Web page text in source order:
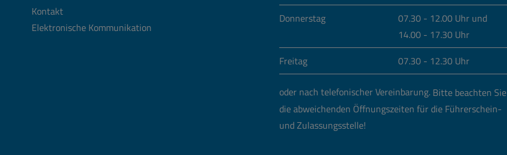
Kontakt
Elektronische Kommunikation
Donnerstag
07.30 - 12.00 Uhr und
14.00 - 17.30 Uhr
Freitag
07.30 - 12.30 Uhr
oder nach telefonischer Vereinbarung. Bitte beachten Sie
die abweichenden Öffnungszeiten für die Führerschein-
und Zulassungsstelle!